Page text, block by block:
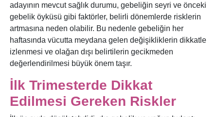
adayının mevcut sağlık durumu, gebeliğin seyri ve önceki
gebelik öyküsü gibi faktörler, belirli dönemlerde risklerin
artmasına neden olabilir. Bu nedenle gebeliğin her
haftasında vücutta meydana gelen değişikliklerin dikkatle
izlenmesi ve olağan dışı belirtilerin gecikmeden
değerlendirilmesi büyük önem taşır.
İlk Trimesterde Dikkat
Edilmesi Gereken Riskler